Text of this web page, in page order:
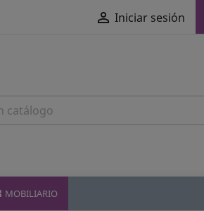
 Iniciar sesión
MOBILIARIO